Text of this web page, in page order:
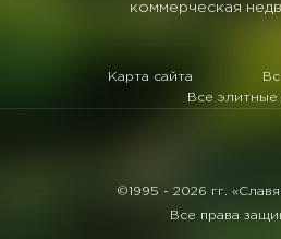
коммерческая
Карта сайта
Все элитные
©1995 - 2026 гг.
Все права